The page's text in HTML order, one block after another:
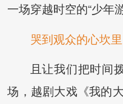
一场穿越时空的“少年游
哭到观众的心坎里
且让我们把时间
场，越剧大戏《我的